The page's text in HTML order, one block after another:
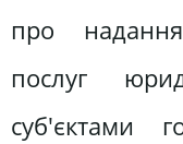
про
послуг
суб'єктами